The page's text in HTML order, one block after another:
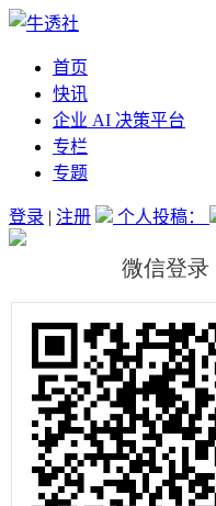
首页
快讯
企业 AI 决策平台
专栏
专题
登录 | 注册 个人投稿：